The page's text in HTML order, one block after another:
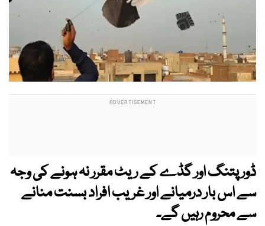
ڈور پتنگ اور گڈے کے ریٹ مقرر نہ ہونے کی وجہ
سے اس بار درمیانے اور غریب افراد بسنت منانے
سے محروم رہیں گے۔